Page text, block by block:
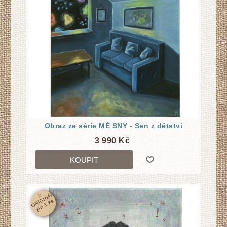
Obraz ze série MÉ SNY - Sen z dětství
3 990 Kč
KOUPIT
☆
O
RI
GI
N
Á
L
j
e
n
1
k
s